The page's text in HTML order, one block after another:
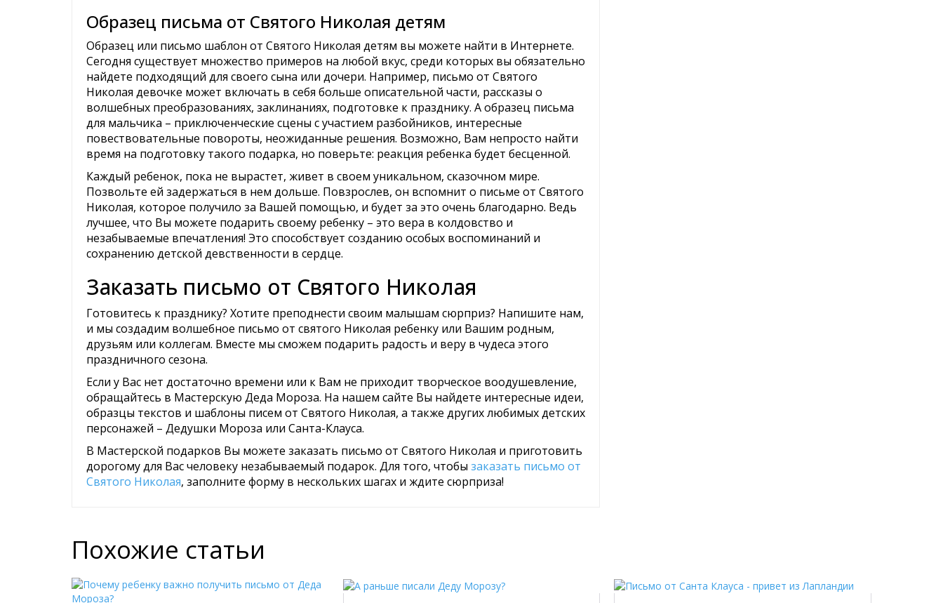
Образец письма от Святого Николая детям
Образец или письмо шаблон от Святого Николая детям вы можете найти в Интернете.
Сегодня существует множество примеров на любой вкус, среди которых вы обязательно
найдете подходящий для своего сына или дочери. Например, письмо от Святого
Николая девочке может включать в себя больше описательной части, рассказы о
волшебных преобразованиях, заклинаниях, подготовке к празднику. А образец письма
для мальчика – приключенческие сцены с участием разбойников, интересные
повествовательные повороты, неожиданные решения. Возможно, Вам непросто найти
время на подготовку такого подарка, но поверьте: реакция ребенка будет бесценной.
Каждый ребенок, пока не вырастет, живет в своем уникальном, сказочном мире.
Позвольте ей задержаться в нем дольше. Повзрослев, он вспомнит о письме от Святого
Николая, которое получило за Вашей помощью, и будет за это очень благодарно. Ведь
лучшее, что Вы можете подарить своему ребенку – это вера в колдовство и
незабываемые впечатления! Это способствует созданию особых воспоминаний и
сохранению детской девственности в сердце.
Заказать письмо от Святого Николая
Готовитесь к празднику? Хотите преподнести своим малышам сюрприз? Напишите нам,
и мы создадим волшебное письмо от святого Николая ребенку или Вашим родным,
друзьям или коллегам. Вместе мы сможем подарить радость и веру в чудеса этого
праздничного сезона.
Если у Вас нет достаточно времени или к Вам не приходит творческое воодушевление,
обращайтесь в Мастерскую Деда Мороза. На нашем сайте Вы найдете интересные идеи,
образцы текстов и шаблоны писем от Святого Николая, а также других любимых детских
персонажей – Дедушки Мороза или Санта-Клауса.
В Мастерской подарков Вы можете заказать письмо от Святого Николая и приготовить
дорогому для Вас человеку незабываемый подарок. Для того, чтобы заказать письмо от
Святого Николая, заполните форму в нескольких шагах и ждите сюрприза!
Похожие статьи